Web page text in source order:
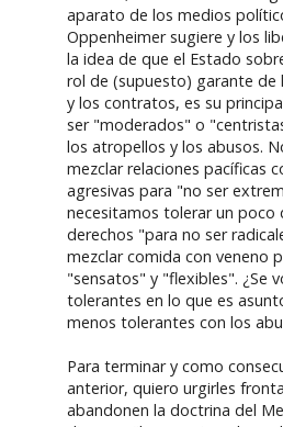
aparato de los medios
Oppenheimer sugiere y los
la idea de que el Estado
rol de (supuesto) garante de
y los contratos, es su
ser "moderados" o
los atropellos y los abusos.
mezclar relaciones pacíficas
agresivas para "no ser
necesitamos tolerar un poco
derechos "para no ser
mezclar comida con veneno
"sensatos" y "flexibles". ¿Se
tolerantes en lo que es
menos tolerantes con los
Para terminar y como
anterior, quiero urgirles
abandonen la doctrina del